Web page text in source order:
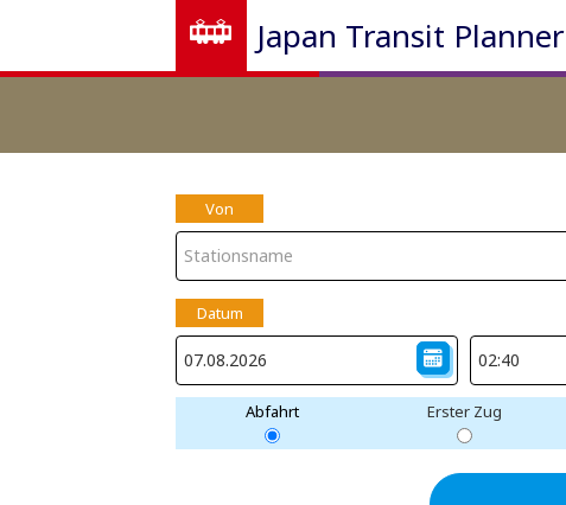
Japan Transit Planner
Von
Datum
Abfahrt Erster Zug